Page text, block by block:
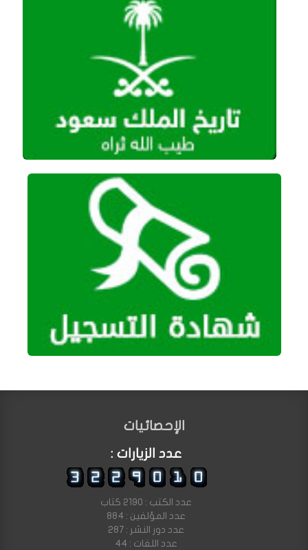
الإحصائيات
عدد الزيارات :
عدد الكتب : 2190 كتاب
عدد المؤلفين : 884
عدد دور النشر : 287
عدد اللغات : 44